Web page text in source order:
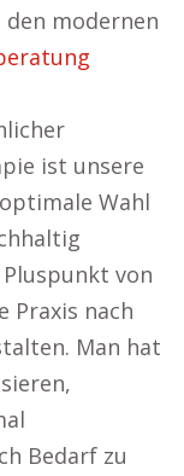
modernen
ist unsere
Wahl
von
Praxis nach
Man hat
Bedarf zu